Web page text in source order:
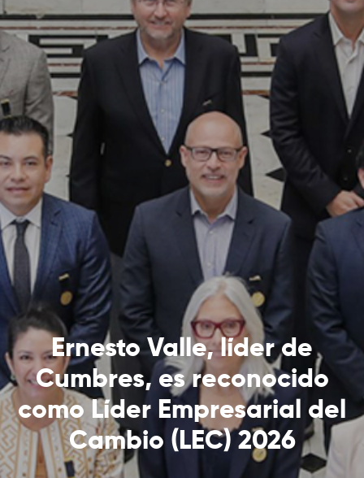
Ernesto Valle, líder de
Cumbres, es reconocido
como Líder Empresarial del
Cambio (LEC) 2026